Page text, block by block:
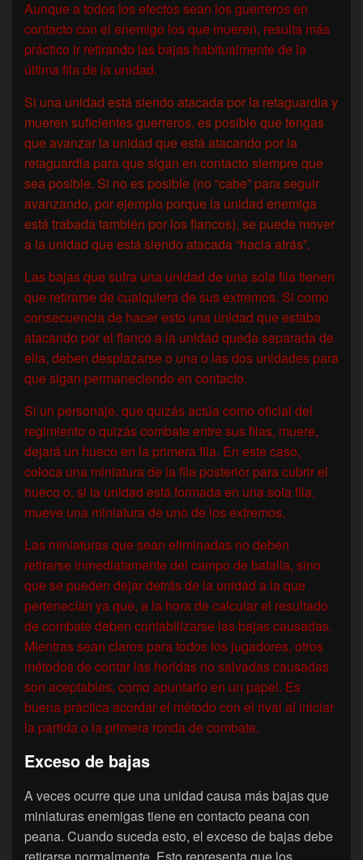
Aunque a todos los efectos sean los guerreros en
contacto con el enemigo los que mueren, resulta más
práctico ir retirando las bajas habitualmente de la
última fila de la unidad.
Si una unidad está siendo atacada por la retaguardia y
mueren suficientes guerreros, es posible que tengas
que avanzar la unidad que está atacando por la
retaguardia para que sigan en contacto siempre que
sea posible. Si no es posible (no “cabe” para seguir
avanzando, por ejemplo porque la unidad enemiga
está trabada también por los flancos), se puede mover
a la unidad que está siendo atacada “hacia atrás”.
Las bajas que sufra una unidad de una sola fila tienen
que retirarse de cualquiera de sus extremos. Si como
consecuencia de hacer esto una unidad que estaba
atacando por el flanco a la unidad queda separada de
ella, deben desplazarse o una o las dos unidades para
que sigan permaneciendo en contacto.
Si un personaje, que quizás actúa como oficial del
regimiento o quizás combate entre sus filas, muere,
dejará un hueco en la primera fila. En este caso,
coloca una miniatura de la fila posterior para cubrir el
hueco o, si la unidad está formada en una sola fila,
mueve una miniatura de uno de los extremos.
Las miniaturas que sean eliminadas no deben
retirarse inmediatamente del campo de batalla, sino
que se pueden dejar detrás de la unidad a la que
pertenecían ya que, a la hora de calcular el resultado
de combate deben contabilizarse las bajas causadas.
Mientras sean claros para todos los jugadores, otros
métodos de contar las heridas no salvadas causadas
son aceptables, como apuntarlo en un papel. Es
buena práctica acordar el método con el rival al iniciar
la partida o la primera ronda de combate.
Exceso de bajas
A veces ocurre que una unidad causa más bajas que
miniaturas enemigas tiene en contacto peana con
peana. Cuando suceda esto, el exceso de bajas debe